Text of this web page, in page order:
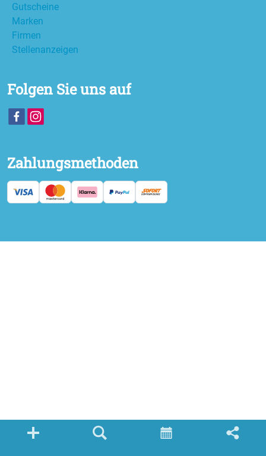
Gutscheine
Marken
Firmen
Stellenanzeigen
Folgen Sie uns auf
Zahlungsmethoden